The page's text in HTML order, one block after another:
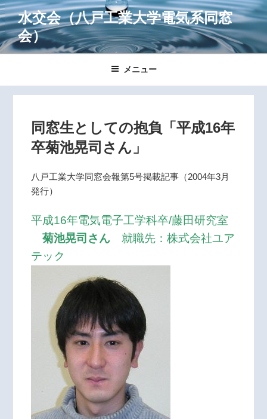
コ
ン
テ
ン
水交会（八戸工業大学電気系同窓
会）
メニュー
同窓生としての抱負「平成16年
卒菊池晃司さん」
八戸工業大学同窓会報第5号掲載記事（2004年3月
発行）
平成16年電気電子工学科卒/藤田研究室
菊池晃司さん 就職先：株式会社ユア
テック